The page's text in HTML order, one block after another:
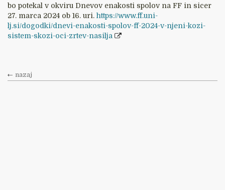
bo potekal v okviru Dnevov enakosti spolov na FF in sicer
27. marca 2024 ob 16. uri. https://www.ff.uni-
lj.si/dogodki/dnevi-enakosti-spolov-ff-2024-v-njeni-kozi-
sistem-skozi-oci-zrtev-nasilja
nazaj